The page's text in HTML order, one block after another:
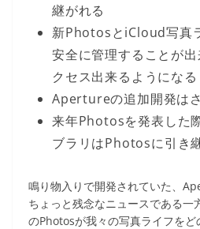
継がれる
新PhotosとiCloud写真
安全に管理することが
クセス出来るようになる
Apertureの追加開発は
来年Photosを発表した
ブラリはPhotosに引き
鳴り物入りで開発されていた、
ちょっと残念なニュースである一
のPhotosが我々の写真ライフを